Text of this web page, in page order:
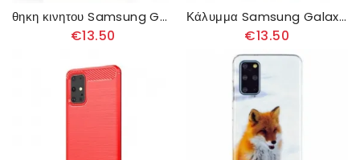
θηκη κινητου Samsung Galaxy S20 Plus / S20 Plus 5G Εύκαμπτη Ματ Σιλικόνη
€13.50
Κάλυμμα Samsung Galaxy S20 Plus / S20 Plus 5G Τρίγωνα Χρώματος Binfen
€13.50